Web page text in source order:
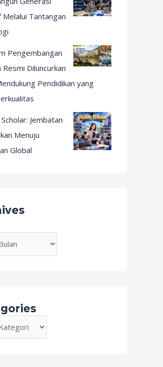
Tantangan
Pengembangan
Resmi Diluncurkan
Pendidikan yang
Jembatan
Menuju
Global